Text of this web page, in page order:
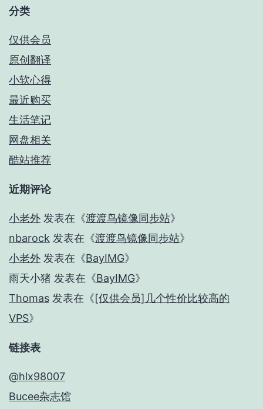
分类
仅供会员
原创翻译
小软心得
最近购买
生活笔记
网盘相关
酷站推荐
近期评论
小老外 发表在《渡渡鸟镜像同步站》
nbarock 发表在《渡渡鸟镜像同步站》
小老外 发表在《BayIMG》
雨天小猪 发表在《BayIMG》
Thomas 发表在《[仅供会员]几个性价比较高的
VPS》
链接表
@hlx98007
Bucee杂志馆